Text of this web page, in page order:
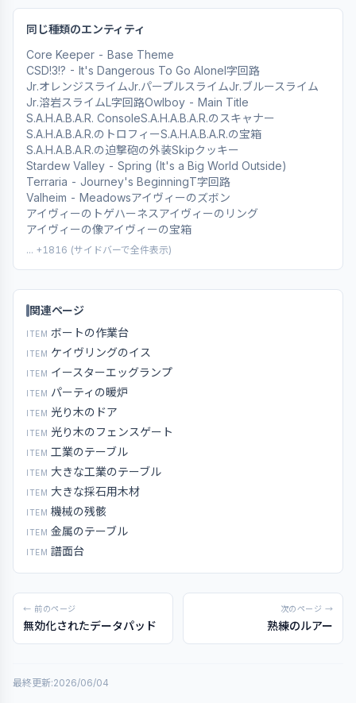
同じ種類のエンティティ
Core Keeper - Base Theme
CSD!3!? - It's Dangerous To Go AloneI字回路
Jr.オレンジスライムJr.パープルスライムJr.ブルースライム
Jr.溶岩スライムL字回路Owlboy - Main Title
S.A.H.A.B.A.R. ConsoleS.A.H.A.B.A.R.のスキャナー
S.A.H.A.B.A.R.のトロフィーS.A.H.A.B.A.R.の宝箱
S.A.H.A.B.A.R.の迫撃砲の外装Skipクッキー
Stardew Valley - Spring (It's a Big World Outside)
Terraria - Journey's BeginningT字回路
Valheim - Meadowsアイヴィーのズボン
アイヴィーのトゲハーネスアイヴィーのリング
アイヴィーの像アイヴィーの宝箱
... +1816 (サイドバーで全件表示)
関連ページ
ITEM ボートの作業台
ITEM ケイヴリングのイス
ITEM イースターエッグランプ
ITEM パーティの暖炉
ITEM 光り木のドア
ITEM 光り木のフェンスゲート
ITEM 工業のテーブル
ITEM 大きな工業のテーブル
ITEM 大きな採石用木材
ITEM 機械の残骸
ITEM 金属のテーブル
ITEM 譜面台
← 前のページ
無効化されたデータパッド
次のページ →
熟練のルアー
最終更新:2026/06/04